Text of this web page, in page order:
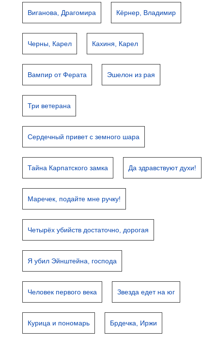
Виганова, Драгомира Кёрнер, Владимир
Черны, Карел Кахиня, Карел
Вампир от Ферата Эшелон из рая
Три ветерана
Сердечный привет с земного шара
Тайна Карпатского замка Да здравствуют духи!
Маречек, подайте мне ручку!
Четырёх убийств достаточно, дорогая
Я убил Эйнштейна, господа
Человек первого века Звезда едет на юг
Курица и пономарь Брдечка, Иржи